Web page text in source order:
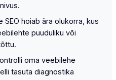
SEO hoiab ära olukorra, kus
puuduliku või
oma veebilehe
tasuta diagnostika